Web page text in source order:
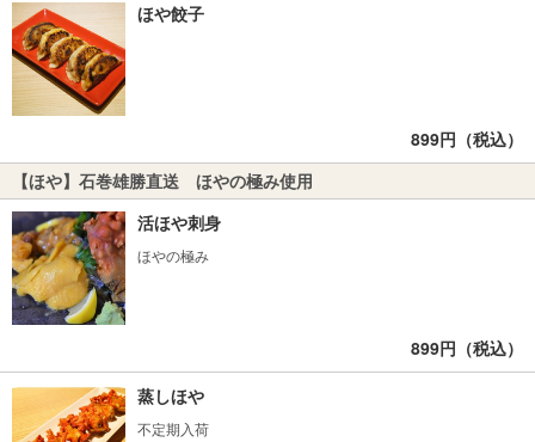
ほや餃子
899円（税込）
【ほや】石巻雄勝直送 ほやの極み使用
活ほや刺身
ほやの極み
899円（税込）
蒸しほや
不定期入荷